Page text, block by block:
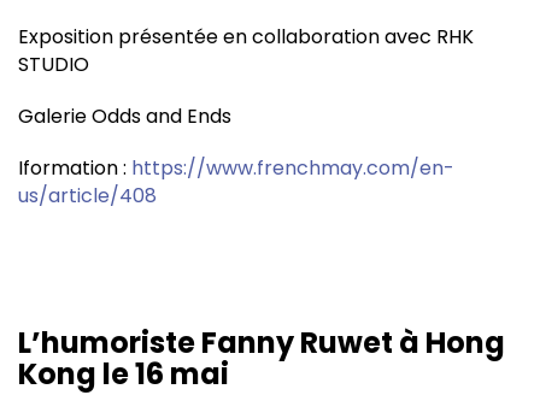
Exposition présentée en collaboration avec RHK
STUDIO
Galerie Odds and Ends
Iformation : https://www.frenchmay.com/en-
us/article/408
L’humoriste Fanny Ruwet à Hong
Kong le 16 mai